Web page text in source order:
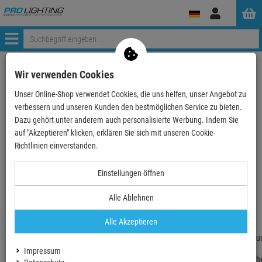
Anmelden
Menü
Weiter einkaufen
ProLighting
- 58 %
CAT 5e Netzwerkkabel lose Ware, 2xRJ45
Stecker foliengeschirmt, 0,5m
Artikel-Nummer:WT68654
Lieferzeit: 5-6 Werktage
Fragen
Wir verwenden Cookies
Unser Online-Shop verwendet Cookies, die uns helfen, unser Angebot zu
verbessern und unseren Kunden den bestmöglichen Service zu bieten.
Dazu gehört unter anderem auch personalisierte Werbung. Indem Sie
auf "Akzeptieren" klicken, erklären Sie sich mit unseren Cookie-
Richtlinien einverstanden.
Einstellungen öffnen
Alle Ablehnen
Alle Akzeptieren
Impressum